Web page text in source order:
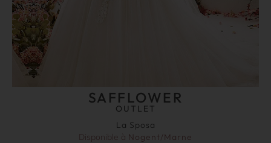
SAFFLOWER
OUTLET
La Sposa
Disponible à Nogent/Marne